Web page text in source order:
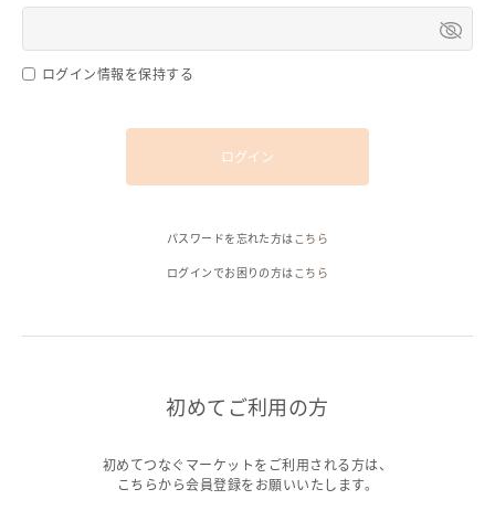
全ての作品をみる
全ての作品をみる
ログイン情報を保持する
ログイン
パスワードを忘れた方は こちら
ログインでお困りの方は こちら
初めてご利用の方
初めてつなぐマーケットをご利用される方は、
こちらから会員登録をお願いいたします。